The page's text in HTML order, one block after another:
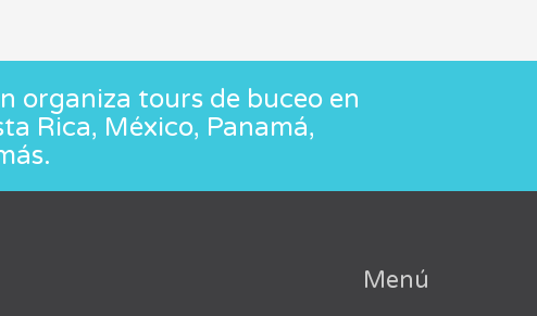
organiza tours de buceo en
Rica, México, Panamá,
Menú